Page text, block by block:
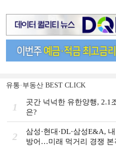
유통·부동산 BEST CLICK
1
곳간 넉넉한 유한양행, 2.1
은?
2
삼성·현대·DL·삼성E&A,
방어…미래 먹거리 경쟁 본